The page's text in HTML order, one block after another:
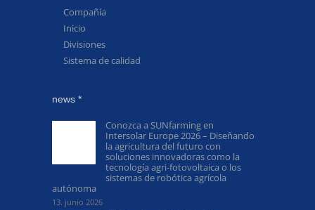
Compañía
Inicio
Divisiones
Sistema de calidad
news *
Conozca a SUNfarming en
Intersolar Europe 2026 – Diseñando
la agricultura del futuro con
soluciones innovadoras como la
tecnología agri-fotovoltaica o los
sistemas de robótica agrícola
autónoma
13. junio 2026